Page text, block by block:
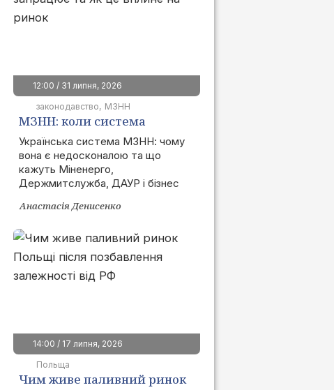
12:00 / 31 липня, 2026
законодавство
МЗНН
МЗНН: коли система
запрацює та як це вплине
на ринок
Українська система МЗНН: чому
вона є недосконалою та що
кажуть Міненерго,
Держмитслужба, ДАУР і бізнес
Анастасія Денисенко
14:00 / 17 липня, 2026
Польща
Чим живе паливний ринок